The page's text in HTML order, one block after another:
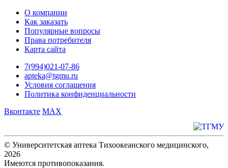
О компании
Как заказать
Популярные вопросы
Права потребителя
Карта сайта
7(994)021-07-86
apteka@tgmu.ru
Условия соглашения
Политика конфиденциальности
Вконтакте MAX
© Университетская аптека Тихоокеанского медицинского,
2026
Имеются противопоказания.